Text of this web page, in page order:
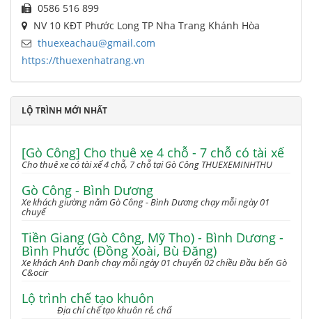
0586 516 899
NV 10 KĐT Phước Long TP Nha Trang Khánh Hòa
thuexeachau@gmail.com
https://thuexenhatrang.vn
LỘ TRÌNH MỚI NHẤT
[Gò Công] Cho thuê xe 4 chỗ - 7 chỗ có tài xế
Cho thuê xe có tài xế 4 chỗ, 7 chỗ tại Gò Công THUEXEMINHTHU
Gò Công - Bình Dương
Xe khách giường nằm Gò Công - Bình Dương chạy mỗi ngày 01
chuyế
Tiền Giang (Gò Công, Mỹ Tho) - Bình Dương -
Bình Phước (Đồng Xoài, Bù Đăng)
Xe khách Anh Danh chạy mỗi ngày 01 chuyến 02 chiều Đầu bến Gò
C&ocir
Lộ trình chế tạo khuôn
Địa chỉ chế tạo khuôn rẻ, chấ